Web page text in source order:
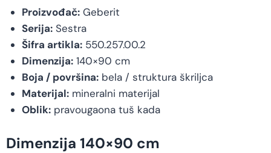
Proizvođač:Geberit
Serija:Sestra
Šifra artikla:550.257.00.2
Dimenzija:140×90 cm
Boja / površina:bela / struktura škriljca
Materijal:mineralni materijal
Oblik:pravougaona tuš kada
Dimenzija 140×90 cm